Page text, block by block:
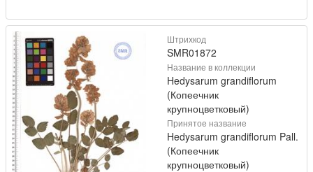
Штрихкод
SMR01872
Название в коллекции
Hedysarum grandiflorum
(Копеечник
крупноцветковый)
Принятое название
Hedysarum grandiflorum Pall.
(Копеечник
крупноцветковый)